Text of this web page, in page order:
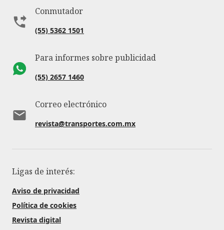
Conmutador
(55) 5362 1501
Para informes sobre publicidad
(55) 2657 1460
Correo electrónico
revista@transportes.com.mx
Ligas de interés:
Aviso de privacidad
Política de cookies
Revista digital